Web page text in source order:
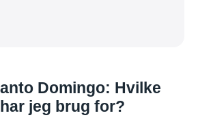
Domingo: Hvilke
jeg brug for?